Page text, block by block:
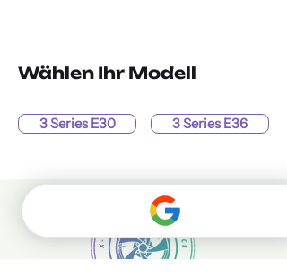
Wählen Ihr Modell
3 Series E30 3 Series E36